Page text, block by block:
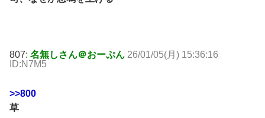
807: 名無しさん＠おーぷん 26/01/05(月) 15:36:16
ID:N7M5
>>800
草